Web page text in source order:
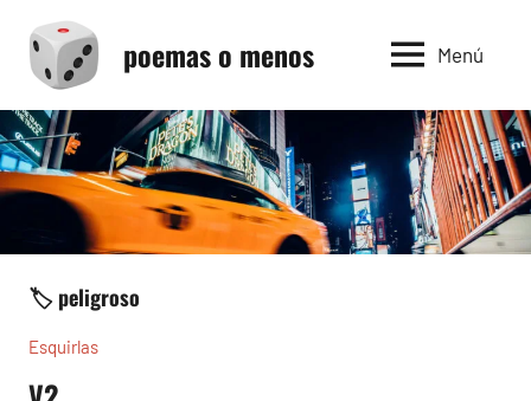
contenido
poemas o menos Menú
🏷️ peligroso
Esquirlas